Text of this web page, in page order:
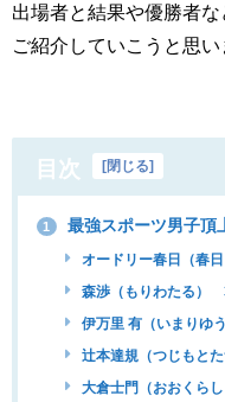
出場者と結果や優勝者な
ご紹介していこうと思い
目次 閉じる
1 最強スポーツ男子頂
オードリー春日（春
森渉（もりわたる）
伊万里 有（いまりゆ
辻本達規（つじもと
大倉士門（おおくら